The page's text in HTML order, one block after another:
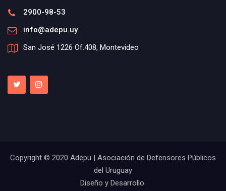
2900-98-53
info@adepu.uy
San José 1226 Of.408, Montevideo
Copyright © 2020 Adepu | Asociación de Defensores Públicos
del Uruguay
Diseño y Desarrollo